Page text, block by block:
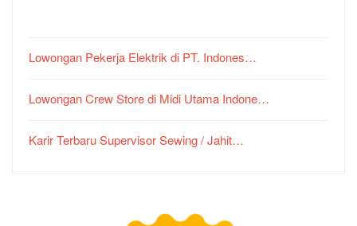
Lowongan Pekerja Elektrik di PT. Indones…
Lowongan Crew Store di Midi Utama Indone…
Karir Terbaru Supervisor Sewing / Jahit…